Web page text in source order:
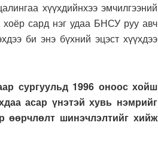
хүүхдийнхээ эмчилгээний
хоёр сард нэг удаа БНСУ руу авч
би энэ бүхний эцэст хүүхдээ
сургуульд 1996 оноос хойш
асар үнэтэй хувь нэмрийг
өөрчлөлт шинэчлэлтийг хийж